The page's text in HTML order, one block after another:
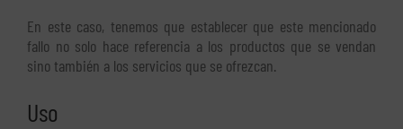
En este caso, tenemos que establecer que este mencionado
fallo no solo hace referencia a los productos que se vendan
sino también a los servicios que se ofrezcan.
Uso